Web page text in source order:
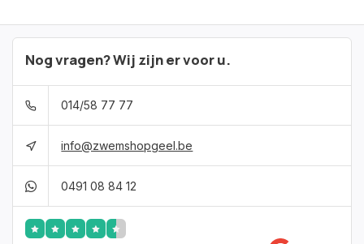
Nog vragen? Wij zijn er voor u.
014/58 77 77
info@zwemshopgeel.be
0491 08 84 12